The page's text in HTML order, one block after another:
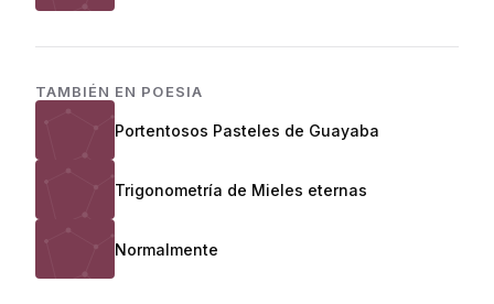
TAMBIÉN EN POESIA
Portentosos Pasteles de Guayaba
Trigonometría de Mieles eternas
Normalmente